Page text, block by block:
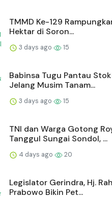
TMMD Ke-129
Hektar di Soron...
3 days ago 15
Babinsa Tugu Pantau
Jelang Musim Tanam...
3 days ago 15
TNI dan Warga Gotong
Tanggul Sungai Sondol, ...
4 days ago 20
Legislator Gerindra, Hj.
Prabowo Bikin Pet...